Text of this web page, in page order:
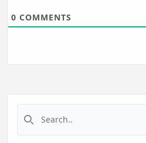
0 COMMENTS
Search for: